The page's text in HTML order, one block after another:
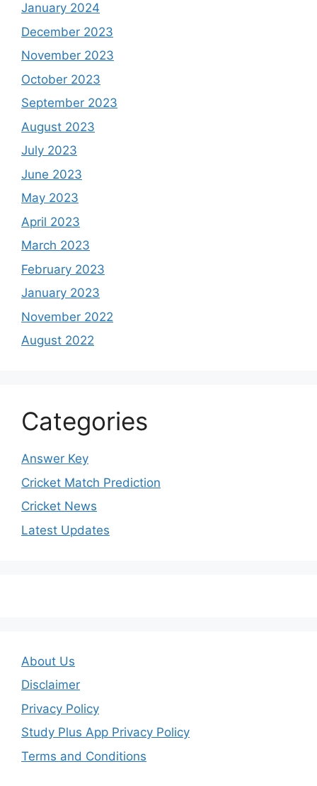
January 2024
December 2023
November 2023
October 2023
September 2023
August 2023
July 2023
June 2023
May 2023
April 2023
March 2023
February 2023
January 2023
November 2022
August 2022
Categories
Answer Key
Cricket Match Prediction
Cricket News
Latest Updates
About Us
Disclaimer
Privacy Policy
Study Plus App Privacy Policy
Terms and Conditions